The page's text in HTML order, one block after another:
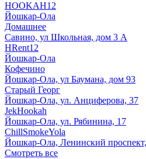
HOOKAH12
Йошкар-Ола
Домашнее
Савино, ул Школьная, дом 3 А
HRent12
Йошкар-Ола
Кофечино
Йошкар-Ола, ул Баумана, дом 93
Старый Георг
Йошкар-Ола, ул. Анциферова, 37
JekHookah
Йошкар-Ола, ул. Рябинина, 17
ChillSmokeYola
Йошкар-Ола, Ленинский
Смотреть все